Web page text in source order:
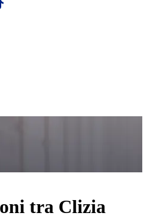
tra Clizia